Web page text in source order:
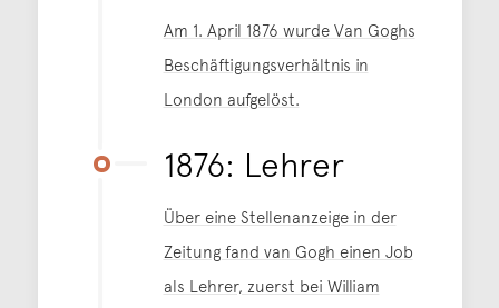
Am 1. April 1876 wurde Van Goghs
Beschäftigungsverhältnis in
London aufgelöst.
1876: Lehrer
Über eine Stellenanzeige in der
Zeitung fand van Gogh einen Job
als Lehrer, zuerst bei William